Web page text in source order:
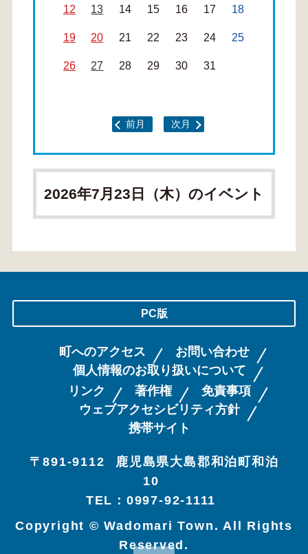
12 13 14 15 16 17 18
19 20 21 22 23 24 25
26 27 28 29 30 31
前月 次月
2026年7月23日（木）のイベント
PC版
町へのアクセス
お問い合わせ
個人情報のお取り扱いについて
リンク
著作権
免責事項
ウェブアクセシビリティ方針
携帯サイト
〒891-9112
鹿児島県大島郡和泊町和泊
10
TEL：0997-92-1111
Copyright © Wadomari Town. All Rights
Reserved.